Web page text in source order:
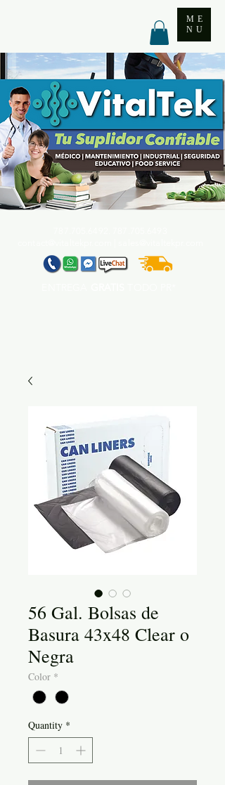
ME
NU
56 Gal. Bolsas de
Basura 43x48 Clear o
Negra
Color *
Quantity *